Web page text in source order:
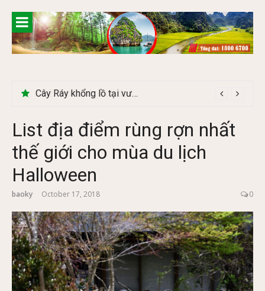
content
Cây Ráy khổng lồ tại vườn Quốc gia Cúc Phương
List địa điểm rùng rợn nhất
thế giới cho mùa du lịch
Halloween
baoky October 17, 2018 0